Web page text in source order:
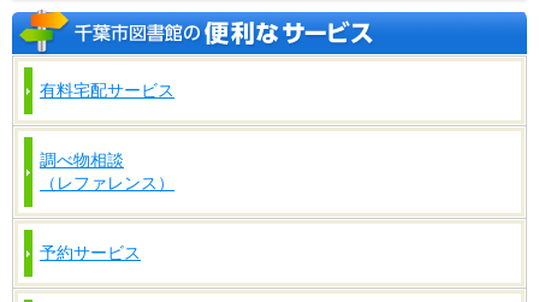
有料宅配サービス
調べ物相談
（レファレンス）
予約サービス